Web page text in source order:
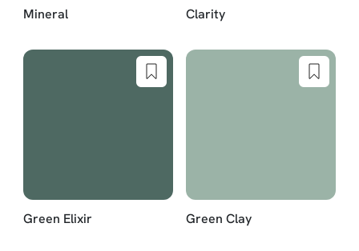
Mineral Clarity
Green Elixir Green Clay